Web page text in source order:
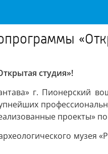
студия»!
г. Пионерский
проекты»